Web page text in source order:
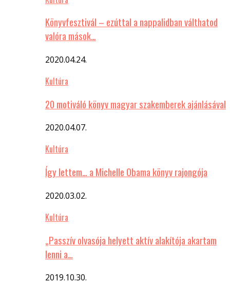
Könyvfesztivál – ezúttal a nappalidban válthatod
valóra mások…
2020.04.24.
Kultúra
20 motiváló könyv magyar szakemberek ajánlásával
2020.04.07.
Kultúra
Így lettem… a Michelle Obama könyv rajongója
2020.03.02.
Kultúra
„Passzív olvasója helyett aktív alakítója akartam
lenni a…
2019.10.30.